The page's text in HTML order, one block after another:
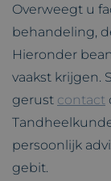
Overweegt u
behandeling,
Hieronder
vaakst krijgen.
gerust contact
persoonlijk
gebit.